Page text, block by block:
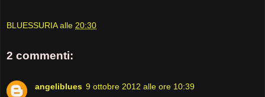
BLUESSURIA alle 20:30
2 commenti:
angeliblues 9 ottobre 2012 alle ore 10:39